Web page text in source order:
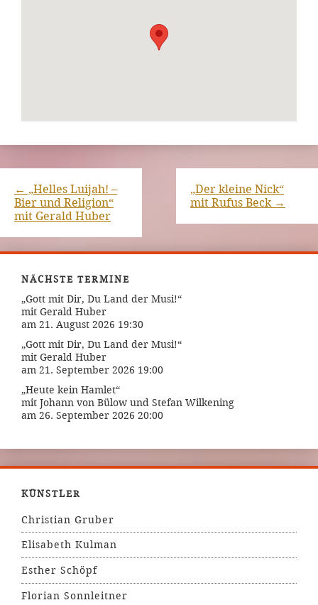
← „Helles Luijah! –
Bier und Religion“
mit Gerald Huber
„Der kleine Nick“
mit Rufus Beck →
NÄCHSTE TERMINE
„Gott mit Dir, Du Land der Musi!“
mit Gerald Huber
am 21. August 2026 19:30
„Gott mit Dir, Du Land der Musi!“
mit Gerald Huber
am 21. September 2026 19:00
„Heute kein Hamlet“
mit Johann von Bülow und Stefan Wilkening
am 26. September 2026 20:00
KÜNSTLER
Christian Gruber
Elisabeth Kulman
Esther Schöpf
Florian Sonnleitner